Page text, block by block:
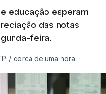
educação esperam
das notas
feira.
/ cerca de uma hora